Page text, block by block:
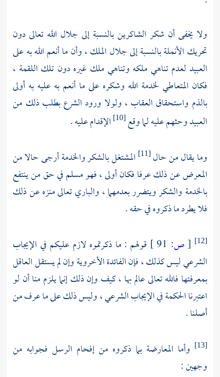
ولا يخفى أن شكر الشاكرين بالنسبة إلى جلال الله تعالى دون
تحريك الأنملة بالنسبة إلى جلال الملك ، وأن ما أنعم الله به على
العبيد لعدم تناهي ملكه وتناهي ملك غيره دون تلك اللقمة ،
فكان المتعاطي لخدمة الله وشكره على ما أنعم به عليه به أولى
بالذم واستحقاق العقاب ، ولولا ورود الشرع بطلب ذلك من
العبيد وحثهم عليه لما وقع[10]
الإقدام عليه .
وما يقال من حال[11]
المشتغل بالشكر والخدمة أرجى حالا من
المعرض عن ذلك عرفا فكان أولى ، فهو مسلم في حق من ينتفع
بالخدمة والشكر ويتضرر بعدمهما ، والباري تعالى منزه عن ذلك
فلا يطرد ما ذكروه في حقه .
[12]
[ص:
قولهم : ما ذكرتموه لازم عليكم في الإيجاب
الشرعي ليس كذلك ، فإن الفائدة الأخروية وإن لم يستقل العاقل
بمعرفتها فالله تعالى عالم بها ، كيف وإن ذلك إنما يلزم منا أن لو
اعتبرنا الحكمة في الإيجاب الشرعي ، وليس ذلك على ما عرف من
أصلنا .
[13]
وأما المعارضة بما ذكروه من إفحام الرسل فجوابه من
وجهين :